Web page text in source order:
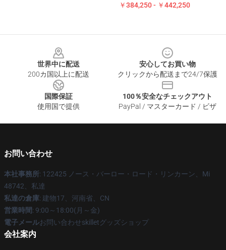
￥384,250 - ￥442,250
世界中に配送
200カ国以上に配送
安心してお買い物
クリックから配送まで24/7保護
国際保証
使用国で提供
100％安全なチェックアウト
PayPal / マスターカード / ビザ
お問い合わせ
本社事務所: 122425 ノース・バーロー・ロード・リンカーン、Mi
48742、私達
私達の倉庫: 建物17、河南省、CN
営業時間: 9:00～18:00(月～金)
電子メールお問い合わせskilletグッズショップ
会社案内